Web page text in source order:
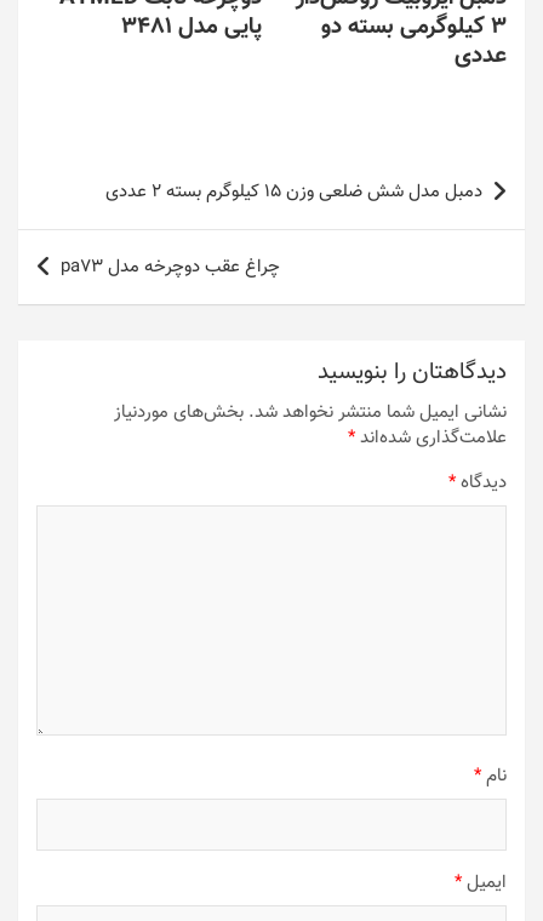
3 کیلوگرمی بسته دو
عددی
پایی مدل 3481
راهبری
نوشته
دمبل مدل شش ضلعی وزن ۱۵ کیلوگرم بسته ۲ عددی
چراغ عقب دوچرخه مدل pa73
دیدگاهتان را بنویسید
نشانی ایمیل شما منتشر نخواهد شد. بخش‌های موردنیاز
علامت‌گذاری شده‌اند*
دیدگاه*
نام*
ایمیل*